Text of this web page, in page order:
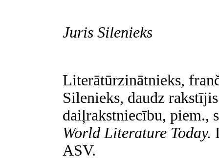
Juris Silenieks
Literātūrzinātnieks,
Silenieks, daudz
daiļrakstniecību, piem.,
World Literature Today.
ASV.